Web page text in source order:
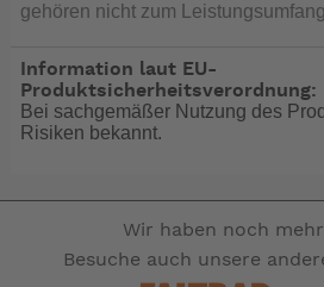
gehören nicht zum
Information laut EU-
Produktsicherheitsverordnung:
Bei sachgemäßer Nutzung des
Risiken bekannt.
Wir haben noch
Besuche auch unsere